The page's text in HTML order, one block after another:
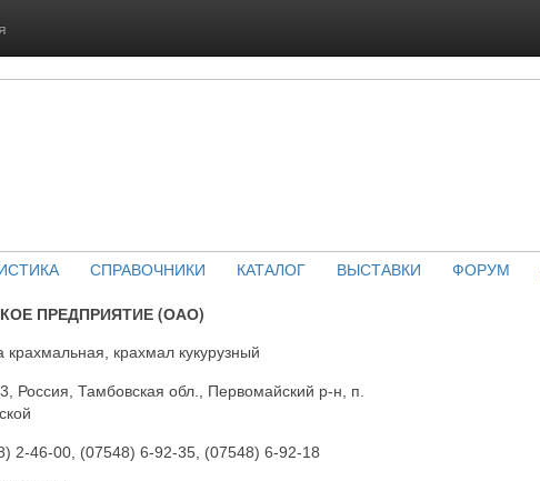
СПРАВОЧНИКИ КАТАЛОГ ВЫСТАВКИ ФОРУМ
ПРЕДПРИЯТИЕ (ОАО)
крахмальная, крахмал кукурузный
Россия, Тамбовская обл., Первомайский р-н, п.
2-46-00, (07548) 6-92-35, (07548) 6-92-18